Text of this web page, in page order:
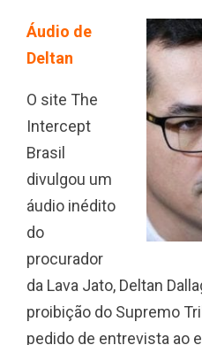
Áudio de
Deltan
O site The
Intercept
Brasil
divulgou um
áudio inédito
do
procurador
da Lava Jato, Deltan
proibição do Supremo
pedido de entrevista ao